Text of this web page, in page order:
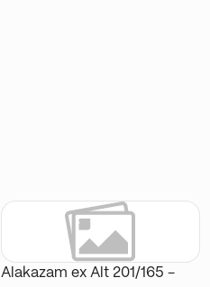
Alakazam ex Alt 201/165 -